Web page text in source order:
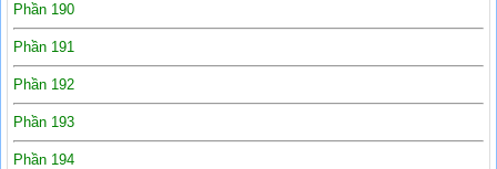
Phần 190
Phần 191
Phần 192
Phần 193
Phần 194